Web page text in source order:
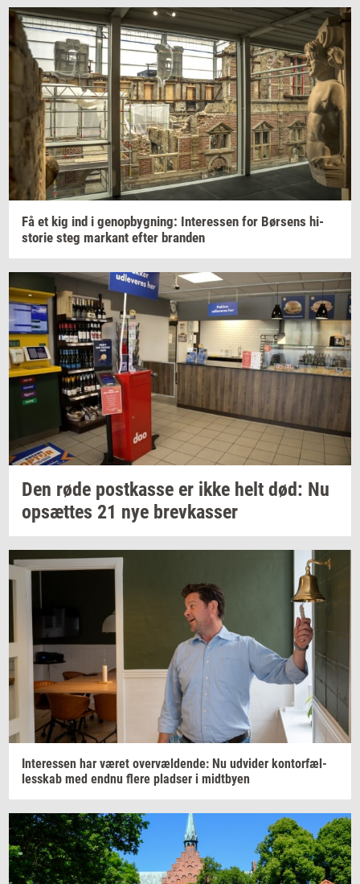
Få et kig ind i genop­byg­ning: In­ter­es­sen for Bør­sens hi­
sto­rie steg mar­kant efter bran­den
Den røde po­st­kas­se er ikke helt død: Nu
op­sæt­tes 21 nye brev­kas­ser
In­ter­es­sen har været over­væl­den­de: Nu ud­vi­der kon­tor­fæl­
les­skab med endnu flere plad­ser i midt­by­en